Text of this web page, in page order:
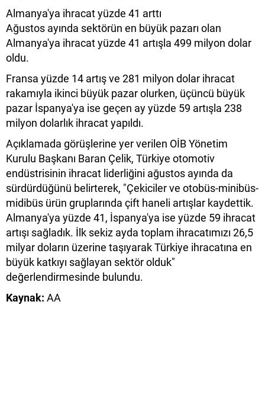
Almanya'ya ihracat yüzde 41 arttı
Ağustos ayında sektörün en büyük pazarı olan
Almanya'ya ihracat yüzde 41 artışla 499 milyon dolar
oldu.
Fransa yüzde 14 artış ve 281 milyon dolar ihracat
rakamıyla ikinci büyük pazar olurken, üçüncü büyük
pazar İspanya'ya ise geçen ay yüzde 59 artışla 238
milyon dolarlık ihracat yapıldı.
Açıklamada görüşlerine yer verilen OİB Yönetim
Kurulu Başkanı Baran Çelik, Türkiye otomotiv
endüstrisinin ihracat liderliğini ağustos ayında da
sürdürdüğünü belirterek, "Çekiciler ve otobüs-minibüs-
midibüs ürün gruplarında çift haneli artışlar kaydettik.
Almanya'ya yüzde 41, İspanya'ya ise yüzde 59 ihracat
artışı sağladık. İlk sekiz ayda toplam ihracatımızı 26,5
milyar doların üzerine taşıyarak Türkiye ihracatına en
büyük katkıyı sağlayan sektör olduk"
değerlendirmesinde bulundu.
Kaynak: AA